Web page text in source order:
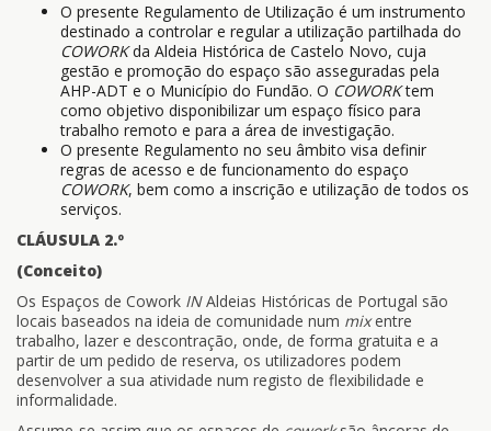
O presente Regulamento de Utilização é um instrumento
destinado a controlar e regular a utilização partilhada do
COWORKda Aldeia Histórica de Castelo Novo, cuja
gestão e promoção do espaço são asseguradas pela
AHP-ADT e o Município do Fundão. O COWORKtem
como objetivo disponibilizar um espaço físico para
trabalho remoto e para a área de investigação.
O presente Regulamento no seu âmbito visa definir
regras de acesso e de funcionamento do espaço
COWORK, bem como a inscrição e utilização de todos os
serviços.
CLÁUSULA 2.º
(Conceito)
Os Espaços de Cowork INAldeias Históricas de Portugal são
locais baseados na ideia de comunidade num mixentre
trabalho, lazer e descontração, onde, de forma gratuita e a
partir de um pedido de reserva, os utilizadores podem
desenvolver a sua atividade num registo de flexibilidade e
informalidade.